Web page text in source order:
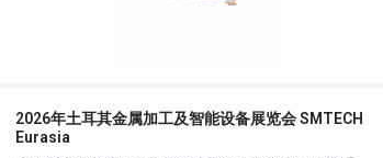
2026年土耳其金属加工及智能设备展览会 SMTECH
Eurasia